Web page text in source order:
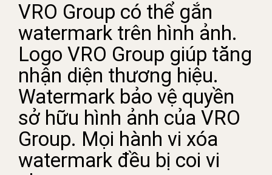
VRO Group có thể gắn
watermark trên hình ảnh.
Logo VRO Group giúp tăng
nhận diện thương hiệu.
Watermark bảo vệ quyền
sở hữu hình ảnh của VRO
Group. Mọi hành vi xóa
watermark đều bị coi vi